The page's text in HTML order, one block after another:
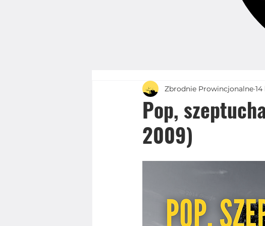
Pop,
2009)
Zbrodnie Prowincjonalne